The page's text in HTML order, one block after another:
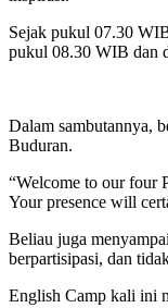
Sejak pukul 07.30
pukul 08.30 WIB dan
Dalam sambutannya,
Buduran.
“Welcome to our four
Your presence will
Beliau juga
berpartisipasi, dan
English Camp kali ini